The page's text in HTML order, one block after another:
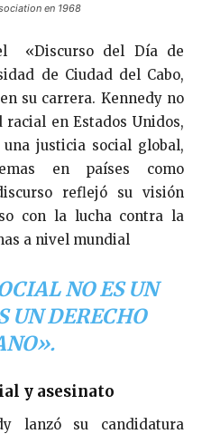
en 1968
«Discurso del Día de
de Ciudad del Cabo,
su carrera. Kennedy no
en Estados Unidos,
justicia social global,
en países como
reflejó su visión
con la lucha contra la
a nivel mundial
NO ES UN
UN DERECHO
y asesinato
lanzó su candidatura